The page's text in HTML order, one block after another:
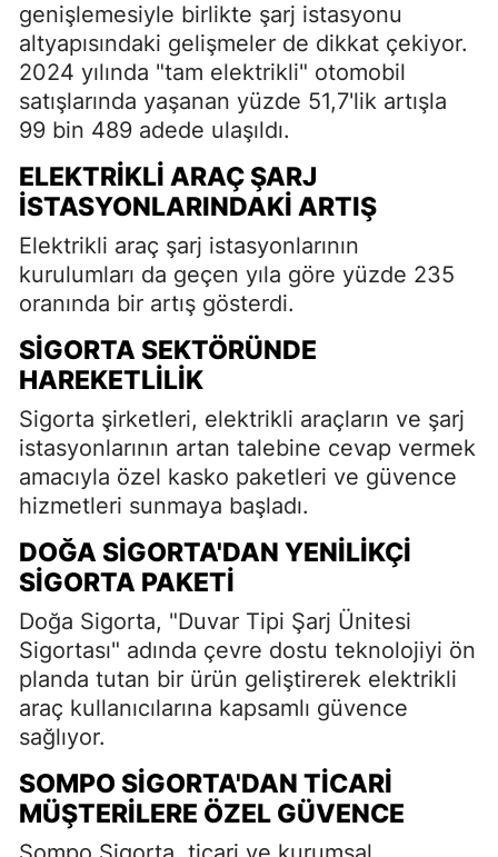
genişlemesiyle birlikte şarj istasyonu
altyapısındaki gelişmeler de dikkat çekiyor.
2024 yılında "tam elektrikli" otomobil
satışlarında yaşanan yüzde 51,7'lik artışla
99 bin 489 adede ulaşıldı.
ELEKTRIKLI ARAÇ ŞARJ
İSTASYONLARINDAKI ARTIŞ
Elektrikli araç şarj istasyonlarının
kurulumları da geçen yıla göre yüzde 235
oranında bir artış gösterdi.
SIGORTA SEKTÖRÜNDE
HAREKETLILIK
Sigorta şirketleri, elektrikli araçların ve şarj
istasyonlarının artan talebine cevap vermek
amacıyla özel kasko paketleri ve güvence
hizmetleri sunmaya başladı.
DOĞA SIGORTA'DAN YENILIKÇI
SIGORTA PAKETI
Doğa Sigorta, "Duvar Tipi Şarj Ünitesi
Sigortası" adında çevre dostu teknolojiyi ön
planda tutan bir ürün geliştirerek elektrikli
araç kullanıcılarına kapsamlı güvence
sağlıyor.
SOMPO SIGORTA'DAN TICARI
MÜŞTERILERE ÖZEL GÜVENCE